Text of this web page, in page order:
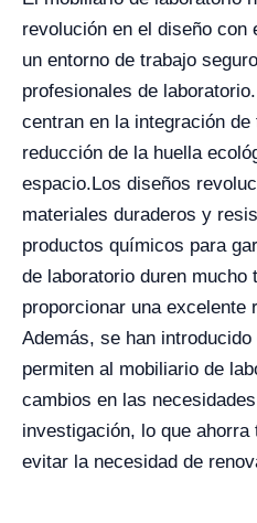
revolución en el diseño con
un entorno de trabajo
profesionales de
centran en la integración
reducción de la huella
espacio.Los diseños
materiales duraderos y
productos químicos para
de laboratorio duren mucho
proporcionar una excelente
Además, se han
permiten al mobiliario de
cambios en las
investigación, lo que
evitar la necesidad de